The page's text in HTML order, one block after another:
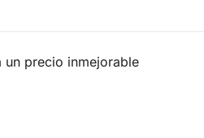
un precio inmejorable